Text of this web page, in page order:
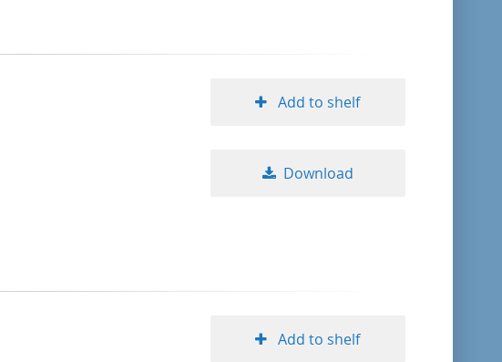
Add to shelf
Download
Add to shelf